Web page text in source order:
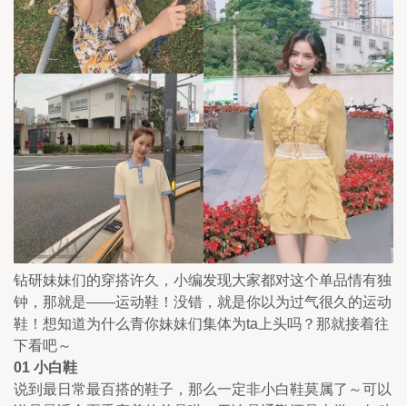
钻研妹妹们的穿搭许久，小编发现大家都对这个单品情有独
钟，那就是——运动鞋！没错，就是你以为过气很久的运动
鞋！想知道为什么青你妹妹们集体为ta上头吗？那就接着往
下看吧～
01 小白鞋
说到最日常最百搭的鞋子，那么一定非小白鞋莫属了～可以